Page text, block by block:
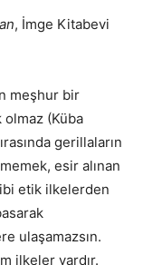
, İmge Kitabevi
meşhur bir
(Küba
gerillaların
esir alınan
etik ilkelerden
ulaşamazsın.
ilkeler vardır.